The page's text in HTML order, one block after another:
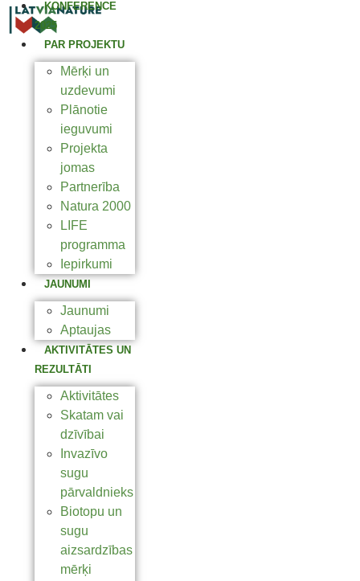
KONFERENCE
2025
PAR PROJEKTU
Mērķi un
uzdevumi
Plānotie
ieguvumi
Projekta
jomas
Partnerība
Natura 2000
LIFE
programma
Iepirkumi
JAUNUMI
Jaunumi
Aptaujas
AKTIVITĀTES UN
REZULTĀTI
Aktivitātes
Skatam vai
dzīvībai
Invazīvo
sugu
pārvaldnieks
Biotopu un
sugu
aizsardzības
mērķi